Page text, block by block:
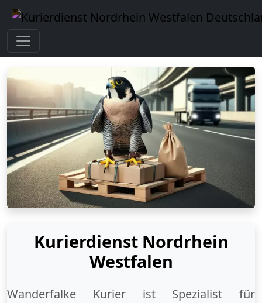
Kurierdienst Nordrhein
Westfalen
Wanderfalke Kurier ist Spezialist für